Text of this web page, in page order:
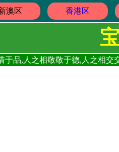
澳区 香港区
于品,人之相敬敬于德,人之相